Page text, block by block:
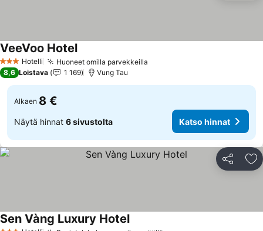
3 Tähtiluokitus
Hotelli Huoneet omilla parvekkeilla
VeeVoo Hotel
8,6 Loistava 1 169 Vung Tau
Alkaen 8 €
Näytä hinnat 6 sivustolta Katso hinnat
Jaa
Sen Vàng Luxury Hotel